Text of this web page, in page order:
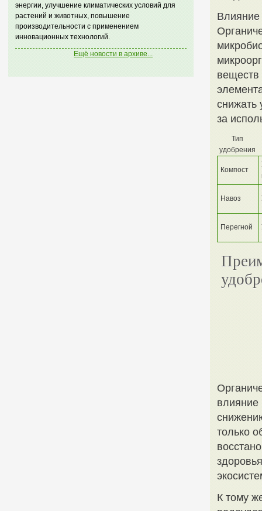
энергии, улучшение климатических условий для
растений и животных, повышение
производительности с применением
инновационных технологий.
Ещё новости в архиве...
Влияние
веществ
снижать
за
Тип
удобрения
Компост
Навоз
Перегной
влияние
только
К тому